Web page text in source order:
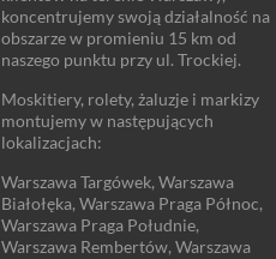
koncentrujemy swoją działalność na
obszarze w promieniu 15 km od
naszego punktu przy ul. Trockiej.
Moskitiery, rolety, żaluzje i markizy
montujemy w następujących
lokalizacjach:
Warszawa Targówek, Warszawa
Białołęka, Warszawa Praga Północ,
Warszawa Praga Południe,
Warszawa Rembertów, Warszawa